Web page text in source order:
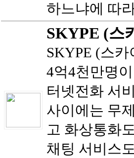
하느냐에 따
SKYPE (스
SKYPE (스
4억4천만명
터넷전화 서
사이에는 무
고 화상통화
채팅 서비스